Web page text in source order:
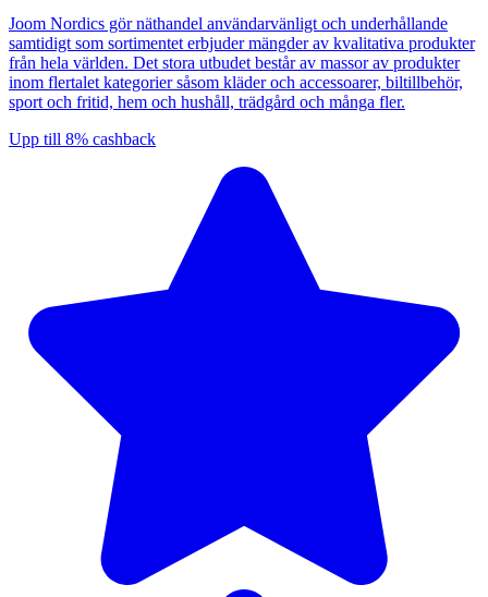
Joom Nordics gör näthandel användarvänligt och underhållande
samtidigt som sortimentet erbjuder mängder av kvalitativa produkter
från hela världen. Det stora utbudet består av massor av produkter
inom flertalet kategorier såsom kläder och accessoarer, biltillbehör,
sport och fritid, hem och hushåll, trädgård och många fler.
Upp till 8% cashback